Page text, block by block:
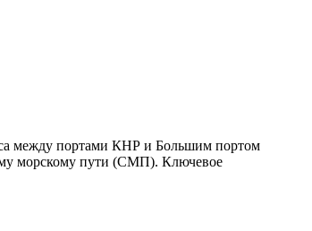
между портами КНР и Большим портом
морскому пути (СМП). Ключевое